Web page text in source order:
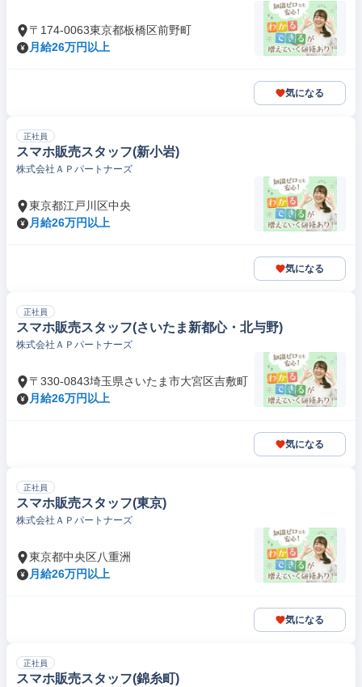
〒174-0063東京都板橋区前野町
月給26万円以上
気になる
正社員
スマホ販売スタッフ(新小岩)
株式会社ＡＰパートナーズ
東京都江戸川区中央
月給26万円以上
気になる
正社員
スマホ販売スタッフ(さいたま新都心・北与野)
株式会社ＡＰパートナーズ
〒330-0843埼玉県さいたま市大宮区吉敷町
月給26万円以上
気になる
正社員
スマホ販売スタッフ(東京)
株式会社ＡＰパートナーズ
東京都中央区八重洲
月給26万円以上
気になる
正社員
スマホ販売スタッフ(錦糸町)